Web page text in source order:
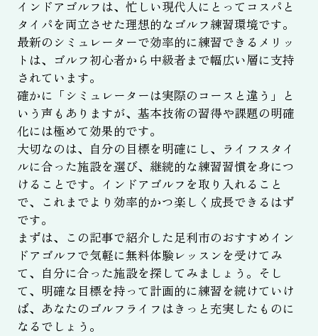
インドアゴルフは、忙しい現代人にとってコスパと
タイパを両立させた理想的なゴルフ練習環境です。
最新のシミュレーターで効率的に練習できるメリッ
トは、ゴルフ初心者から中級者まで幅広い層に支持
されています。
確かに「シミュレーターは実際のコースと違う」と
いう声もありますが、基本技術の習得や課題の明確
化には極めて効果的です。
大切なのは、自分の目標を明確にし、ライフスタイ
ルに合った施設を選び、継続的な練習習慣を身につ
けることです。インドアゴルフを取り入れること
で、これまでより効率的かつ楽しく成長できるはず
です。
まずは、この記事で紹介した足利市のおすすめイン
ドアゴルフで気軽に無料体験レッスンを受けてみ
て、自分に合った施設を探してみましょう。そし
て、明確な目標を持って計画的に練習を続けていけ
ば、あなたのゴルフライフはきっと充実したものに
なるでしょう。